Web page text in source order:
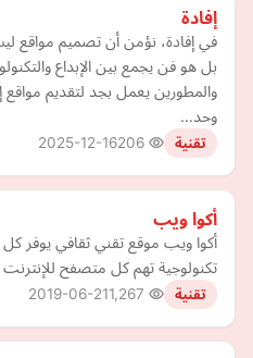
إفادة
في إفادة، نؤمن أن تصميم
بل هو فن يجمع بين الإبداع
والمطورين يعمل بجد لتقديم مواقع
وحد…
تقنية 2025-12-16
أكوا ويب
أكوا ويب موقع تقني ثقافي يوفر
تكنولوجية تهم كل متصفح للإنترنت
تقنية 2019-06-21